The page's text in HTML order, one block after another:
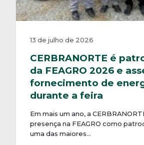
13 de julho de 2026
CERBRANORTE é
da FEAGRO 2026 e
fornecimento de
durante a feira
Em mais um ano, a
presença na FEAGRO como
uma das maiores…